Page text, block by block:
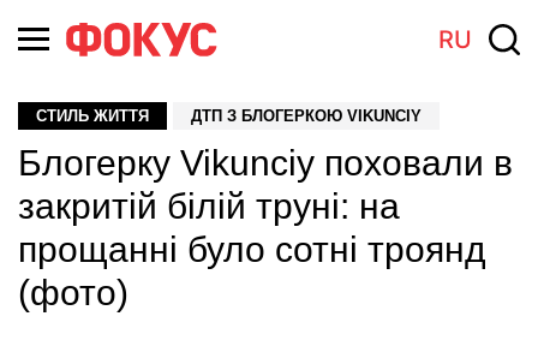
RU
СТИЛЬ ЖИТТЯ ДТП З БЛОГЕРКОЮ VIKUNCIY
Блогерку Vikunciy поховали в
закритій білій труні: на
прощанні було сотні троянд
(фото)